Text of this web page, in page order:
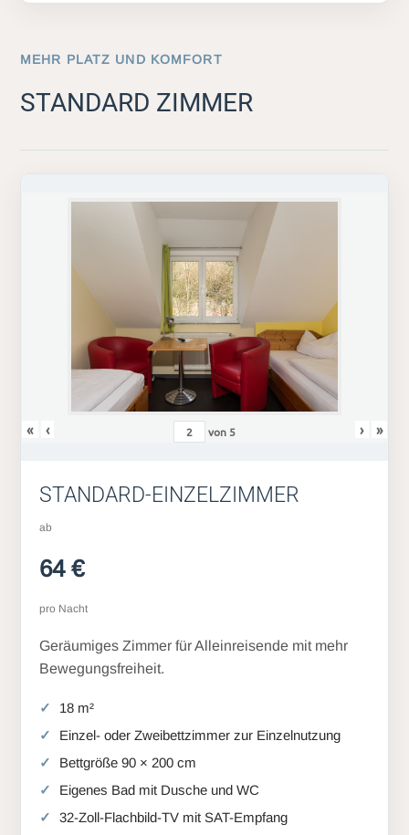
MEHR PLATZ UND KOMFORT
STANDARD ZIMMER
« ‹ von 5 › »
STANDARD-EINZELZIMMER
ab
64 €
pro Nacht
Geräumiges Zimmer für Alleinreisende mit mehr
Bewegungsfreiheit.
18 m²
Einzel- oder Zweibettzimmer zur Einzelnutzung
Bettgröße 90 × 200 cm
Eigenes Bad mit Dusche und WC
32-Zoll-Flachbild-TV mit SAT-Empfang